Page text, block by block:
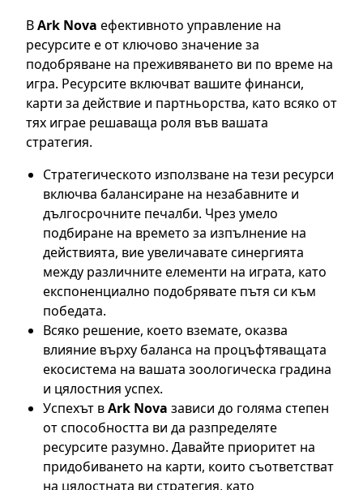
ВArk Nova ефективното управление на
ресурсите е от ключово значение за
подобряване на преживяването ви по време на
игра. Ресурсите включват вашите финанси,
карти за действие и партньорства, като всяко от
тях играе решаваща роля във вашата
стратегия.
Стратегическото използване на тези ресурси
включва балансиране на незабавните и
дългосрочните печалби. Чрез умело
подбиране на времето за изпълнение на
действията, вие увеличавате синергията
между различните елементи на играта, като
експоненциално подобрявате пътя си към
победата.
Всяко решение, което вземате, оказва
влияние върху баланса на процъфтяващата
екосистема на вашата зоологическа градина
и цялостния успех.
Успехът вArk Nova зависи до голяма степен
от способността ви да разпределяте
ресурсите разумно. Давайте приоритет на
придобиването на карти, които съответстват
на цялостната ви стратегия, като